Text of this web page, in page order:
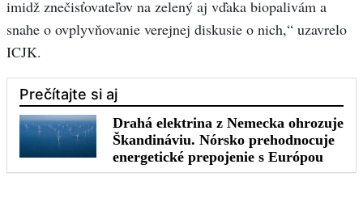
imidž znečisťovateľov na zelený aj vďaka biopalivám a
snahe o ovplyvňovanie verejnej diskusie o nich,“ uzavrelo
ICJK.